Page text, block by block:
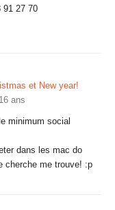
91 27 70
et New year!
ans
minimum social
dans les mac do
cherche me trouve! :p